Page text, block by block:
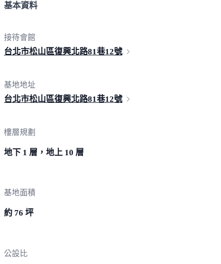
基本資料
接待會館
台北市松山區復興北路81巷12號
基地地址
台北市松山區復興北路81巷12號
樓層規劃
地下 1 層，地上 10 層
基地面積
約 76 坪
公設比